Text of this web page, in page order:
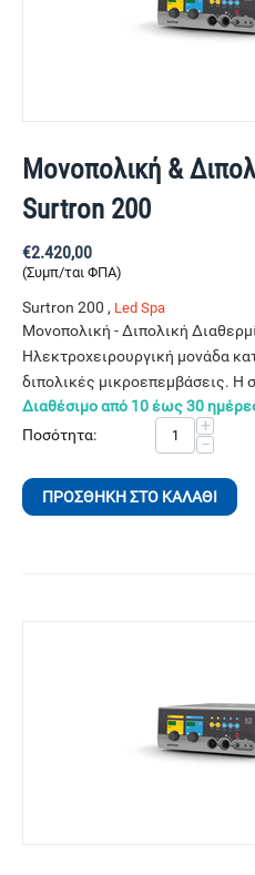
Μονοπολική &
Surtron 200
€2.420,00
(Συμπ/ται ΦΠΑ)
Surtron 200 , Led Spa
Μονοπολική - Διπολική
Ηλεκτροχειρουργική μονάδα
διπολικές μικροεπεμβάσεις. Η
Διαθέσιμο από 10 έως 30
Ποσότητα:
+
−
ΠΡΟΣΘΉΚΗ ΣΤΟ ΚΑΛΆΘΙ